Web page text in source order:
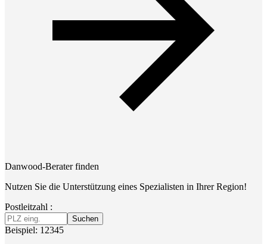
Danwood-Berater finden
Nutzen Sie die Unterstützung eines Spezialisten in Ihrer Region!
Postleitzahl :
Suchen
Beispiel: 12345